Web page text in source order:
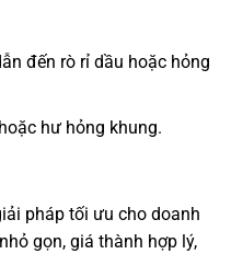
đến rò rỉ dầu hoặc hỏng
hư hỏng khung.
pháp tối ưu cho doanh
gọn, giá thành hợp lý,